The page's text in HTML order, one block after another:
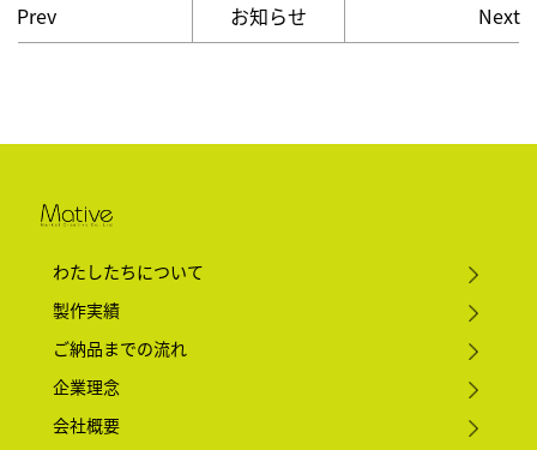
Prev お知らせ Next
わたしたちについて
製作実績
ご納品までの流れ
企業理念
会社概要